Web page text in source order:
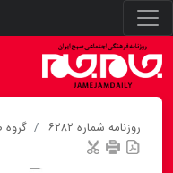
روزنامه شماره ۶۲۸۲